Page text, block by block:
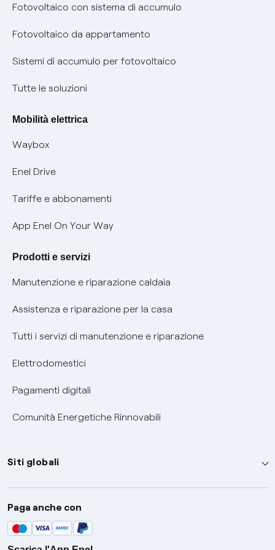
Diritto di ripensamento
Parental Control – Navigazione sicura
Informazioni precontrattuali prodotti e servizi
Condizioni generali di contratto prodotti e servizi
Informativa RAEE
Informativa Privacy AI
prescrizione
Remit
Certificazioni
Nuove regole europee per la protezione dei dati
Offerte Placet non vulnerabili
Offerta Tutela Vulnerabilità Gas
Mobilità Elettrica
Phishing e truffe online
Verifica chi ti ha chiamato
Agevolazione utenti con disabilità per offerte Fibra
Informativa RAEE
Fotovoltaico con sistema di accumulo
Fotovoltaico da appartamento
Sistemi di accumulo per fotovoltaico
Tutte le soluzioni
Mobilità elettrica
Waybox
Enel Drive
Tariffe e abbonamenti
App Enel On Your Way
Prodotti e servizi
Manutenzione e riparazione caldaia
Assistenza e riparazione per la casa
Tutti i servizi di manutenzione e riparazione
Elettrodomestici
Pagamenti digitali
Comunità Energetiche Rinnovabili
Siti globali
Enel Group
Enel Green Power
Global Trading
Paga anche con